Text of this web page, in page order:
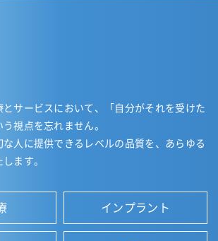
サービスにおいて、「自分がそれを受けた
視点を忘れません。
な人に提供できるレベルの品質を、あらゆる
ます。
インプラント